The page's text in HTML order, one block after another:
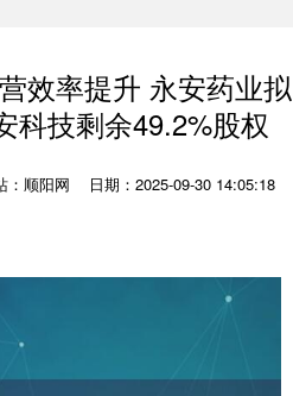
效率提升 永安药业拟
科技剩余49.2%股权
：顺阳网
日期：2025-09-30 14:05:18